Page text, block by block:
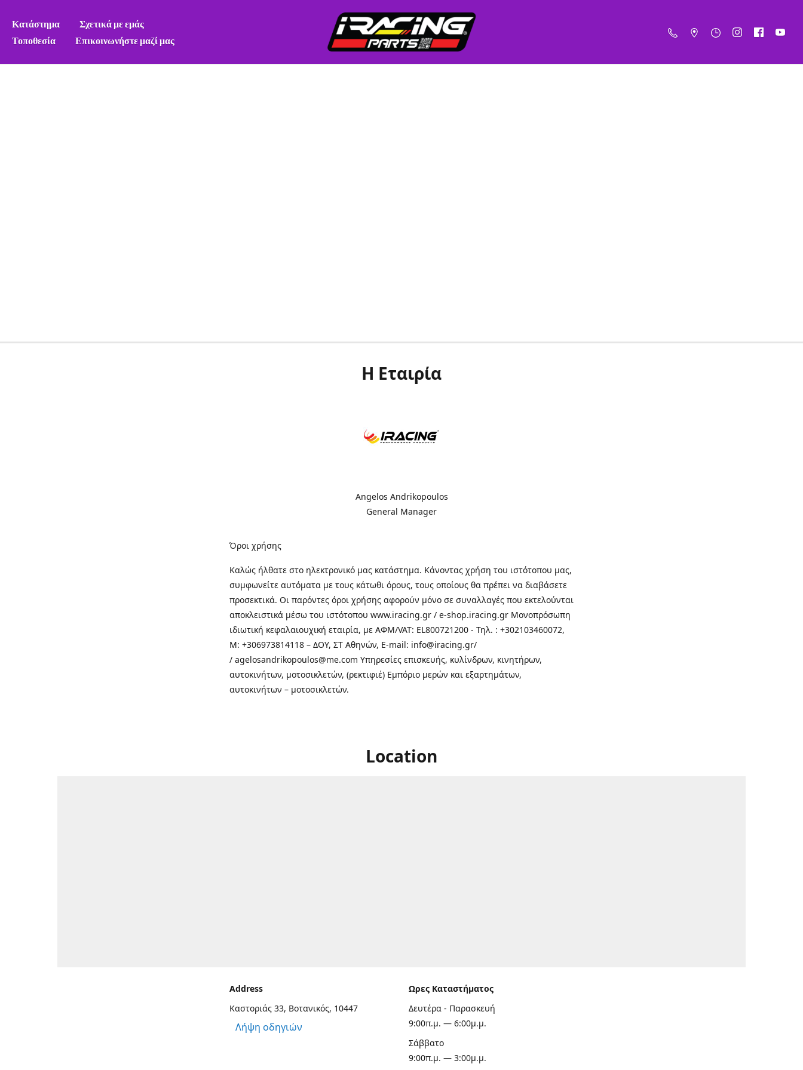
Κατάστημα
Σχετικά με εμάς
Τοποθεσία
Επικοινωνήστε μαζί μας
Η Εταιρία
Angelos Andrikopoulos
General Manager
Όροι χρήσης
Καλώς ήλθατε στo ηλεκτρονικό μας κατάστημα. Κάνοντας χρήση του ιστότοπου μας,
συμφωνείτε αυτόματα με τους κάτωθι όρους, τους οποίους θα πρέπει να διαβάσετε
προσεκτικά. Οι παρόντες όροι χρήσης αφορούν μόνο σε συναλλαγές που εκτελούνται
αποκλειστικά μέσω του ιστότοπου www.iracing.gr / e-shop.iracing.gr Μονοπρόσωπη
ιδιωτική κεφαλαιουχική εταιρία, με ΑΦΜ/VAT: EL800721200 - Τηλ. : +302103460072,
M: +306973814118 – ΔΟΥ, ΣΤ Αθηνών, E-mail: info@iracing.gr/
/ agelosandrikopoulos@me.com Υπηρεσίες επισκευής, κυλίνδρων, κινητήρων,
αυτοκινήτων, μοτοσικλετών, (ρεκτιφιέ) Εμπόριο μερών και εξαρτημάτων,
αυτοκινήτων – μοτοσικλετών.
Location
Address
Καστοριάς 33, Βοτανικός, 10447
Λήψη οδηγιών
Ωρες Καταστήματος
Δευτέρα - Παρασκευή
9:00π.μ. — 6:00μ.μ.
Σάββατο
9:00π.μ. — 3:00μ.μ.